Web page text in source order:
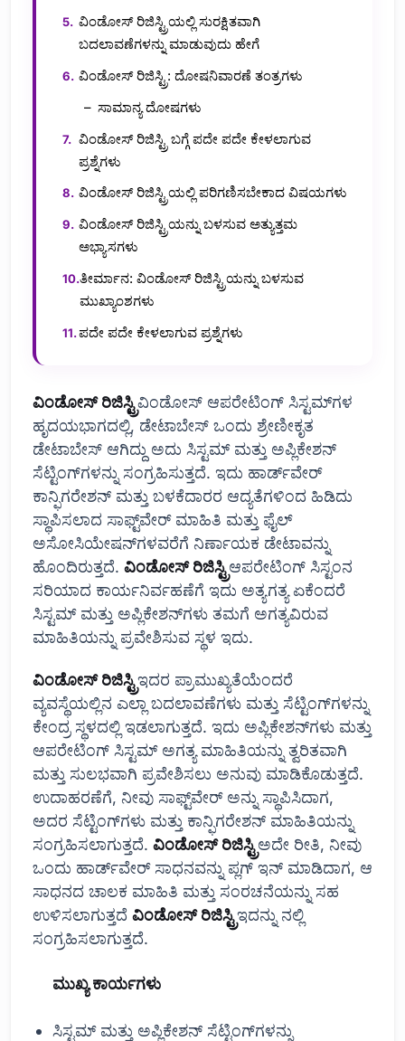
ವಿಂಡೋಸ್ ರಿಜಿಸ್ಟ್ರಿಯಲ್ಲಿ ಸುರಕ್ಷಿತವಾಗಿ
ಬದಲಾವಣೆಗಳನ್ನು ಮಾಡುವುದು ಹೇಗೆ
ವಿಂಡೋಸ್ ರಿಜಿಸ್ಟ್ರಿ: ದೋಷನಿವಾರಣೆ ತಂತ್ರಗಳು
ಸಾಮಾನ್ಯ ದೋಷಗಳು
ವಿಂಡೋಸ್ ರಿಜಿಸ್ಟ್ರಿ ಬಗ್ಗೆ ಪದೇ ಪದೇ ಕೇಳಲಾಗುವ
ಪ್ರಶ್ನೆಗಳು
ವಿಂಡೋಸ್ ರಿಜಿಸ್ಟ್ರಿಯಲ್ಲಿ ಪರಿಗಣಿಸಬೇಕಾದ ವಿಷಯಗಳು
ವಿಂಡೋಸ್ ರಿಜಿಸ್ಟ್ರಿಯನ್ನು ಬಳಸುವ ಅತ್ಯುತ್ತಮ
ಅಭ್ಯಾಸಗಳು
ತೀರ್ಮಾನ: ವಿಂಡೋಸ್ ರಿಜಿಸ್ಟ್ರಿಯನ್ನು ಬಳಸುವ
ಮುಖ್ಯಾಂಶಗಳು
ಪದೇ ಪದೇ ಕೇಳಲಾಗುವ ಪ್ರಶ್ನೆಗಳು
ವಿಂಡೋಸ್ ರಿಜಿಸ್ಟ್ರಿವಿಂಡೋಸ್ ಆಪರೇಟಿಂಗ್ ಸಿಸ್ಟಮ್‌ಗಳ
ಹೃದಯಭಾಗದಲ್ಲಿ, ಡೇಟಾಬೇಸ್ ಒಂದು ಶ್ರೇಣೀಕೃತ
ಡೇಟಾಬೇಸ್ ಆಗಿದ್ದು ಅದು ಸಿಸ್ಟಮ್ ಮತ್ತು ಅಪ್ಲಿಕೇಶನ್
ಸೆಟ್ಟಿಂಗ್‌ಗಳನ್ನು ಸಂಗ್ರಹಿಸುತ್ತದೆ. ಇದು ಹಾರ್ಡ್‌ವೇರ್
ಕಾನ್ಫಿಗರೇಶನ್ ಮತ್ತು ಬಳಕೆದಾರರ ಆದ್ಯತೆಗಳಿಂದ ಹಿಡಿದು
ಸ್ಥಾಪಿಸಲಾದ ಸಾಫ್ಟ್‌ವೇರ್ ಮಾಹಿತಿ ಮತ್ತು ಫೈಲ್
ಅಸೋಸಿಯೇಷನ್‌ಗಳವರೆಗೆ ನಿರ್ಣಾಯಕ ಡೇಟಾವನ್ನು
ಹೊಂದಿರುತ್ತದೆ. ವಿಂಡೋಸ್ ರಿಜಿಸ್ಟ್ರಿಆಪರೇಟಿಂಗ್ ಸಿಸ್ಟಂನ
ಸರಿಯಾದ ಕಾರ್ಯನಿರ್ವಹಣೆಗೆ ಇದು ಅತ್ಯಗತ್ಯ ಏಕೆಂದರೆ
ಸಿಸ್ಟಮ್ ಮತ್ತು ಅಪ್ಲಿಕೇಶನ್‌ಗಳು ತಮಗೆ ಅಗತ್ಯವಿರುವ
ಮಾಹಿತಿಯನ್ನು ಪ್ರವೇಶಿಸುವ ಸ್ಥಳ ಇದು.
ವಿಂಡೋಸ್ ರಿಜಿಸ್ಟ್ರಿಇದರ ಪ್ರಾಮುಖ್ಯತೆಯೆಂದರೆ
ವ್ಯವಸ್ಥೆಯಲ್ಲಿನ ಎಲ್ಲಾ ಬದಲಾವಣೆಗಳು ಮತ್ತು ಸೆಟ್ಟಿಂಗ್‌ಗಳನ್ನು
ಕೇಂದ್ರ ಸ್ಥಳದಲ್ಲಿ ಇಡಲಾಗುತ್ತದೆ. ಇದು ಅಪ್ಲಿಕೇಶನ್‌ಗಳು ಮತ್ತು
ಆಪರೇಟಿಂಗ್ ಸಿಸ್ಟಮ್ ಅಗತ್ಯ ಮಾಹಿತಿಯನ್ನು ತ್ವರಿತವಾಗಿ
ಮತ್ತು ಸುಲಭವಾಗಿ ಪ್ರವೇಶಿಸಲು ಅನುವು ಮಾಡಿಕೊಡುತ್ತದೆ.
ಉದಾಹರಣೆಗೆ, ನೀವು ಸಾಫ್ಟ್‌ವೇರ್ ಅನ್ನು ಸ್ಥಾಪಿಸಿದಾಗ,
ಅದರ ಸೆಟ್ಟಿಂಗ್‌ಗಳು ಮತ್ತು ಕಾನ್ಫಿಗರೇಶನ್ ಮಾಹಿತಿಯನ್ನು
ಸಂಗ್ರಹಿಸಲಾಗುತ್ತದೆ. ವಿಂಡೋಸ್ ರಿಜಿಸ್ಟ್ರಿಅದೇ ರೀತಿ, ನೀವು
ಒಂದು ಹಾರ್ಡ್‌ವೇರ್ ಸಾಧನವನ್ನು ಪ್ಲಗ್ ಇನ್ ಮಾಡಿದಾಗ, ಆ
ಸಾಧನದ ಚಾಲಕ ಮಾಹಿತಿ ಮತ್ತು ಸಂರಚನೆಯನ್ನು ಸಹ
ಉಳಿಸಲಾಗುತ್ತದೆ ವಿಂಡೋಸ್ ರಿಜಿಸ್ಟ್ರಿಇದನ್ನು ನಲ್ಲಿ
ಸಂಗ್ರಹಿಸಲಾಗುತ್ತದೆ.
ಮುಖ್ಯ ಕಾರ್ಯಗಳು
ಸಿಸ್ಟಮ್ ಮತ್ತು ಅಪ್ಲಿಕೇಶನ್ ಸೆಟ್ಟಿಂಗ್‌ಗಳನ್ನು